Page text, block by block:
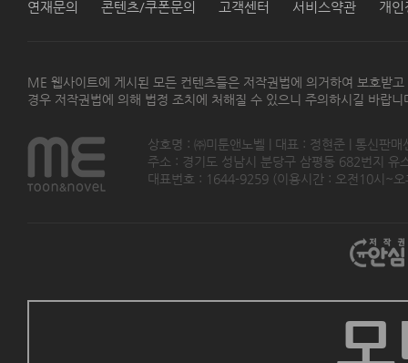
연재문의 콘텐츠/쿠폰문의 고객센터 서비스약관 개인
ME 웹사이트에 게시된 모든 컨텐츠들은 저작권법에 의거하여 보호받
경우 저작권법에 의해 법정 조치에 처해질 수 있으니 주의하시길 바랍니
상호명 : ㈜미툰앤노벨 | 대표 : 정현준 | 통신판
주소 : 경기도 성남시 분당구 삼평동 682번지
대표번호 : 1644-9259 (이용시간 : 오전10시~